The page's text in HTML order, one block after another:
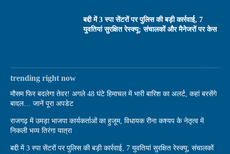
बद्दी में 3 स्पा सेंटरों पर पुलिस की बड़ी कार्रवाई, 7
युवतियां सुरक्षित रेस्क्यू; संचालकों और मैनेजरों पर केस
trending right now
मौसम फिर बदलेगा तेवर! अगले 48 घंटे हिमाचल में भारी बारिश का अलर्ट, कहां बरसेंगे
बादल… जानें पूरा अपडेट
राजगढ़ में उमड़ा भाजपा कार्यकर्ताओं का हुजूम, विधायक रीना कश्यप के नेतृत्व में
निकली भव्य तिरंगा यात्रा
बद्दी में 3 स्पा सेंटरों पर पुलिस की बड़ी कार्रवाई, 7 युवतियां सुरक्षित रेस्क्यू; संचालकों